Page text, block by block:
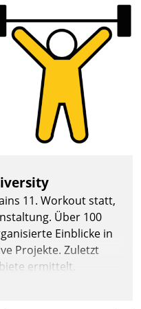
11. Workout statt,
Über 100
Einblicke in
Projekte. Zuletzt
ermittelt.